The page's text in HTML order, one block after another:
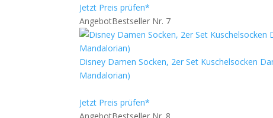
Jetzt Preis prüfen*
AngebotBestseller Nr. 7
Disney Damen Socken, 2er Set Kuschelsocken
Mandalorian)
Jetzt Preis prüfen*